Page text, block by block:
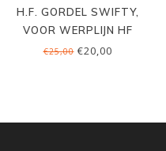
H.F. GORDEL SWIFTY,
VOOR WERPLIJN HF
€25,00€20,00